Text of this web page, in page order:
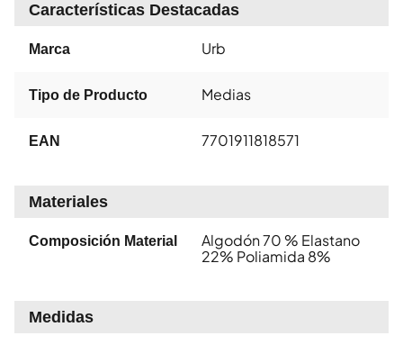
Características Destacadas
Marca Urb
Tipo de Producto Medias
EAN 7701911818571
Materiales
Composición Material
Algodón 70 % Elastano
22% Poliamida 8%
Medidas